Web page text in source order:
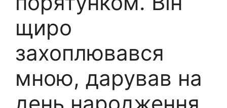
щиро
захоплювався
мною, дарував на